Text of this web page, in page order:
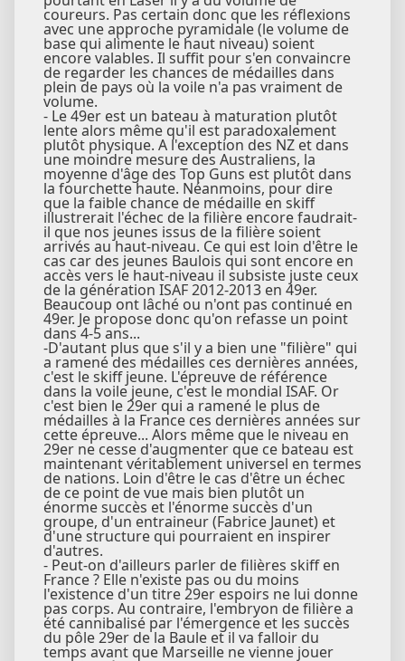
coureurs. Pas certain donc que les réflexions
avec une approche pyramidale (le volume de
base qui alimente le haut niveau) soient
encore valables. Il suffit pour s'en convaincre
de regarder les chances de médailles dans
plein de pays où la voile n'a pas vraiment de
volume.
- Le 49er est un bateau à maturation plutôt
lente alors même qu'il est paradoxalement
plutôt physique. A l'exception des NZ et dans
une moindre mesure des Australiens, la
moyenne d'âge des Top Guns est plutôt dans
la fourchette haute. Néanmoins, pour dire
que la faible chance de médaille en skiff
illustrerait l'échec de la filière encore faudrait-
il que nos jeunes issus de la filière soient
arrivés au haut-niveau. Ce qui est loin d'être le
cas car des jeunes Baulois qui sont encore en
accès vers le haut-niveau il subsiste juste ceux
de la génération ISAF 2012-2013 en 49er.
Beaucoup ont lâché ou n'ont pas continué en
49er. Je propose donc qu'on refasse un point
dans 4-5 ans...
-D'autant plus que s'il y a bien une "filière" qui
a ramené des médailles ces dernières années,
c'est le skiff jeune. L'épreuve de référence
dans la voile jeune, c'est le mondial ISAF. Or
c'est bien le 29er qui a ramené le plus de
médailles à la France ces dernières années sur
cette épreuve... Alors même que le niveau en
29er ne cesse d'augmenter que ce bateau est
maintenant véritablement universel en termes
de nations. Loin d'être le cas d'être un échec
de ce point de vue mais bien plutôt un
énorme succès et l'énorme succès d'un
groupe, d'un entraineur (Fabrice Jaunet) et
d'une structure qui pourraient en inspirer
d'autres.
- Peut-on d'ailleurs parler de filières skiff en
France ? Elle n'existe pas ou du moins
l'existence d'un titre 29er espoirs ne lui donne
pas corps. Au contraire, l'embryon de filière a
été cannibalisé par l'émergence et les succès
du pôle 29er de la Baule et il va falloir du
temps avant que Marseille ne vienne jouer